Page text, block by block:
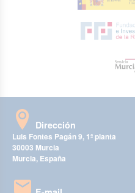
Dirección
Luis Fontes Pagán 9, 1ª planta
30003 Murcia
Murcia, España